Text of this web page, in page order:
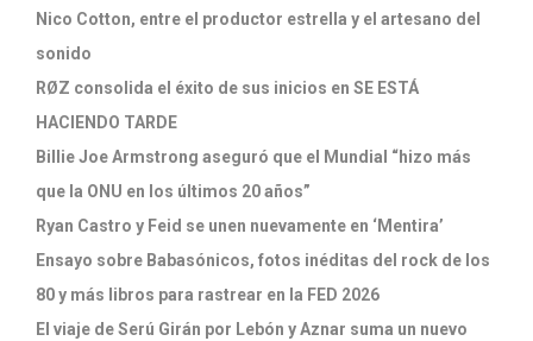
Nico Cotton, entre el productor estrella y el artesano del
sonido
RØZ consolida el éxito de sus inicios en SE ESTÁ
HACIENDO TARDE
Billie Joe Armstrong aseguró que el Mundial “hizo más
que la ONU en los últimos 20 años”
Ryan Castro y Feid se unen nuevamente en ‘Mentira’
Ensayo sobre Babasónicos, fotos inéditas del rock de los
80 y más libros para rastrear en la FED 2026
El viaje de Serú Girán por Lebón y Aznar suma un nuevo